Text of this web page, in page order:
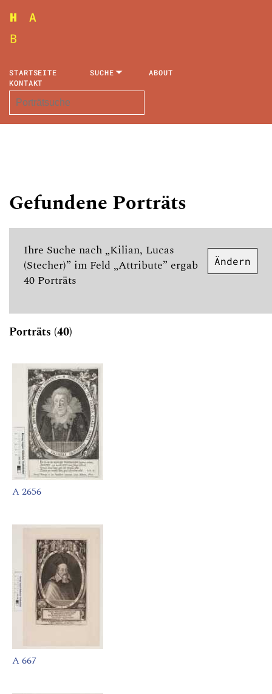
STARTSEITE SUCHE
ABOUT
KONTAKT
Gefundene Porträts
Ihre Suche nach „Kilian, Lucas
(Stecher)” im Feld „Attribute” ergab
40 Porträts
Ändern
Porträts (40)
A 2656
A 667